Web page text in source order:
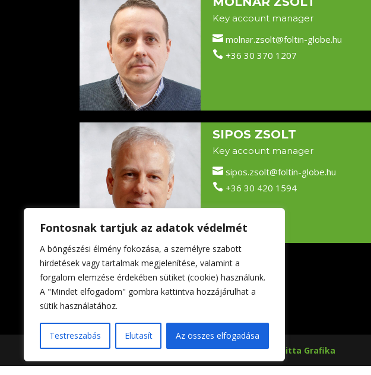
Fontosnak tartjuk az adatok védelmét
A böngészési élmény fokozása, a személyre szabott
hirdetések vagy tartalmak megjelenítése, valamint a
forgalom elemzése érdekében sütiket (cookie) használunk.
A "Mindet elfogadom" gombra kattintva hozzájárulhat a
sütik használatához.
Testreszabás Elutasít Az összes elfogadása
Key account manager
 molnar.zsolt@foltin-globe.hu
 +36 30 370 1207
SIPOS ZSOLT
Key account manager
 sipos.zsolt@foltin-globe.hu
 +36 30 420 1594
Foltin-Globe 2023. | All rights reserved | Készítette: Gitta Grafika